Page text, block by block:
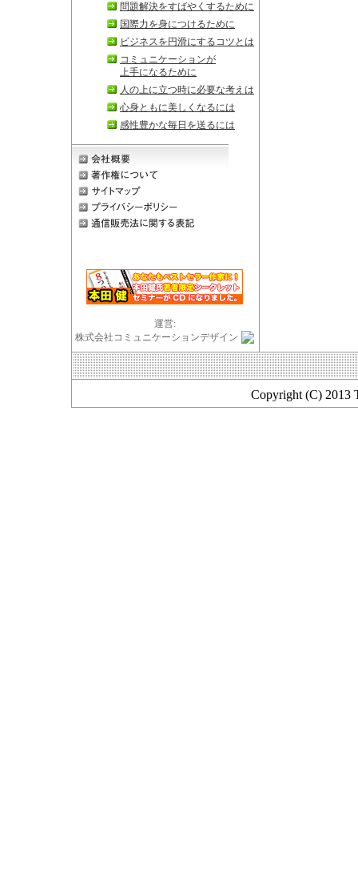
問題解決をすばやくするために
国際力を身につけるために
ビジネスを円滑にするコツとは
コミュニケーションが
上手になるために
人の上に立つ時に必要な考えは
心身ともに美しくなるには
感性豊かな毎日を送るには
運営:
株式会社コミュニケーションデザイン
Copyright (C) 2013